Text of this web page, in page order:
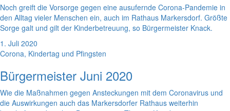
Noch greift die Vorsorge gegen eine ausufernde Corona-Pandemie in
den Alltag vieler Menschen ein, auch im Rathaus Markersdorf. Größte
Sorge galt und gilt der Kinderbetreuung, so Bürgermeister Knack.
1. Juli 2020
Corona, Kindertag und Pfingsten
Bürgermeister Juni 2020
Wie die Maßnahmen gegen Ansteckungen mit dem Coronavirus und
die Auswirkungen auch das Markersdorfer Rathaus weiterhin